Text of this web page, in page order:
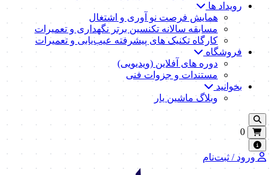
رویداد ها
همایش فرصت نو آوری و اشتغال
مسابقه سالانه تکنسین برتر نگهداری و تعمیرات
کارگاه تکنیک‌ های پیشرفته عیب‌یابی و تعمیرات
فروشگاه
دوره های آفلاین (ویدیویی)
مستندات و جزوات فنی
بخوانید
وبلاگ ماشین یار
0
ورود / ثبت‌نام